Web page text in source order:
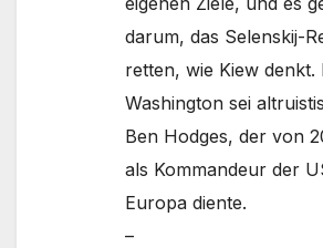
darum, das Selenskij-
retten, wie Kiew denkt.
Washington sei
Ben Hodges, der von
als Kommandeur der
Europa diente.
–